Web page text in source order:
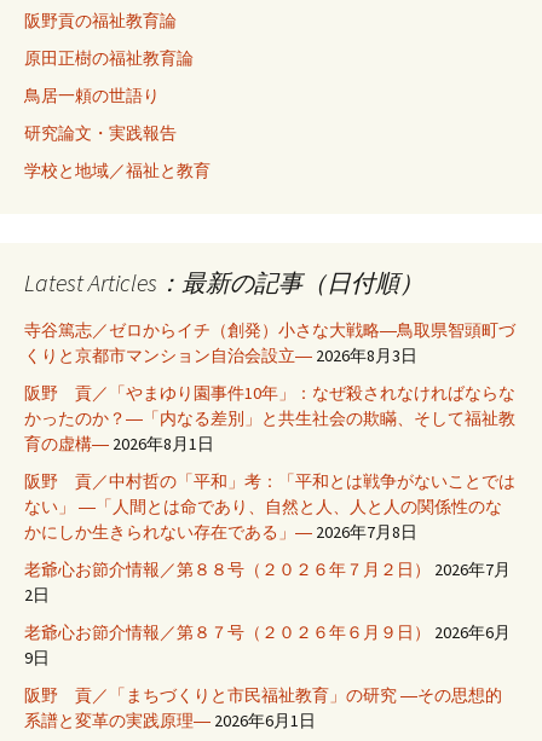
阪野貢の福祉教育論
原田正樹の福祉教育論
鳥居一頼の世語り
研究論文・実践報告
学校と地域／福祉と教育
Latest Articles：最新の記事（日付順）
寺谷篤志／ゼロからイチ（創発）小さな大戦略―鳥取県智頭町づ
くりと京都市マンション自治会設立― 2026年8月3日
阪野 貢／「やまゆり園事件10年」：なぜ殺されなければならな
かったのか？―「内なる差別」と共生社会の欺瞞、そして福祉教
育の虚構― 2026年8月1日
阪野 貢／中村哲の「平和」考：「平和とは戦争がないことでは
ない」 ―「人間とは命であり、自然と人、人と人の関係性のな
かにしか生きられない存在である」― 2026年7月8日
老爺心お節介情報／第８８号（２０２６年７月２日）
2026年7月
2日
老爺心お節介情報／第８７号（２０２６年６月９日）
2026年6月
9日
阪野 貢／「まちづくりと市民福祉教育」の研究 ―その思想的
系譜と変革の実践原理― 2026年6月1日